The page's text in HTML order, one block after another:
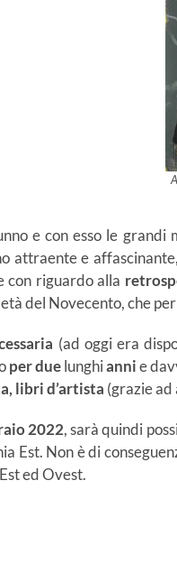
e con esso le
attraente e
con riguardo alla
del Novecento, che
(ad oggi era
perduelunghiannie
libri d’artista (grazie
2022, sarà quindi
Est. Non è di
ed Ovest.